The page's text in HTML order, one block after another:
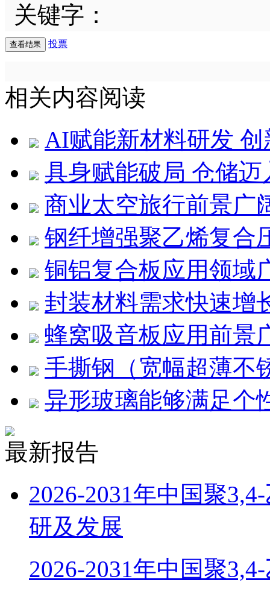
关键字：
投票
相关内容阅读
AI赋能新材料研发
具身赋能破局 仓储
商业太空旅行前景广
钢纤增强聚乙烯复合
铜铝复合板应用领域
封装材料需求快速增
蜂窝吸音板应用前景
手撕钢（宽幅超薄不
异形玻璃能够满足个
最新报告
2026-2031年中国聚
研及发展
2026-2031年中国聚